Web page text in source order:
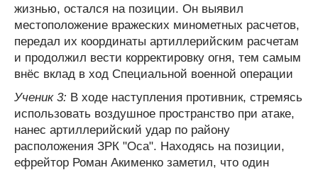
жизнью, остался на позиции. Он выявил
местоположение вражеских минометных расчетов,
передал их координаты артиллерийским расчетам
и продолжил вести корректировку огня, тем самым
внёс вклад в ход Специальной военной операции
Ученик 3: В ходе наступления противник, стремясь
использовать воздушное пространство при атаке,
нанес артиллерийский удар по району
расположения ЗРК "Оса". Находясь на позиции,
ефрейтор Роман Акименко заметил, что один